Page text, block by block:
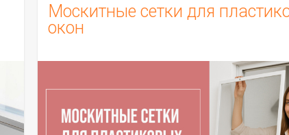
Москитные сетки для
окон